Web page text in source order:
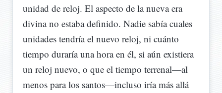
unidad de reloj. El aspecto de la nueva era
divina no estaba definido. Nadie sabía cuales
unidades tendría el nuevo reloj, ni cuánto
tiempo duraría una hora en él, si aún existiera
un reloj nuevo, o que el tiempo terrenal—al
menos para los santos—incluso iría más allá